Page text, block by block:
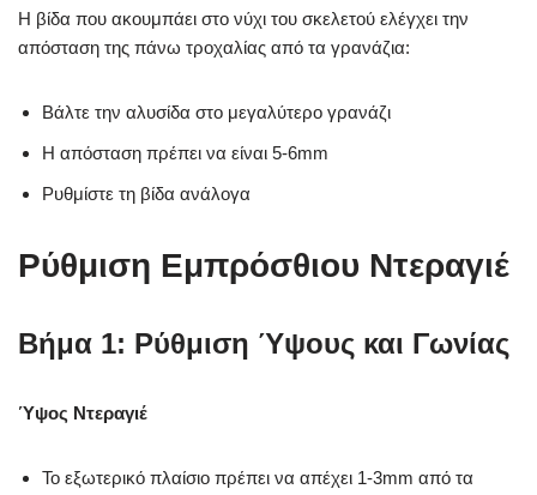
Η βίδα που ακουμπάει στο νύχι του σκελετού ελέγχει την
απόσταση της πάνω τροχαλίας από τα γρανάζια:
Βάλτε την αλυσίδα στο μεγαλύτερο γρανάζι
Η απόσταση πρέπει να είναι 5-6mm
Ρυθμίστε τη βίδα ανάλογα
Ρύθμιση Εμπρόσθιου Ντεραγιέ
Βήμα 1: Ρύθμιση Ύψους και Γωνίας
Ύψος Ντεραγιέ
Το εξωτερικό πλαίσιο πρέπει να απέχει 1-3mm από τα